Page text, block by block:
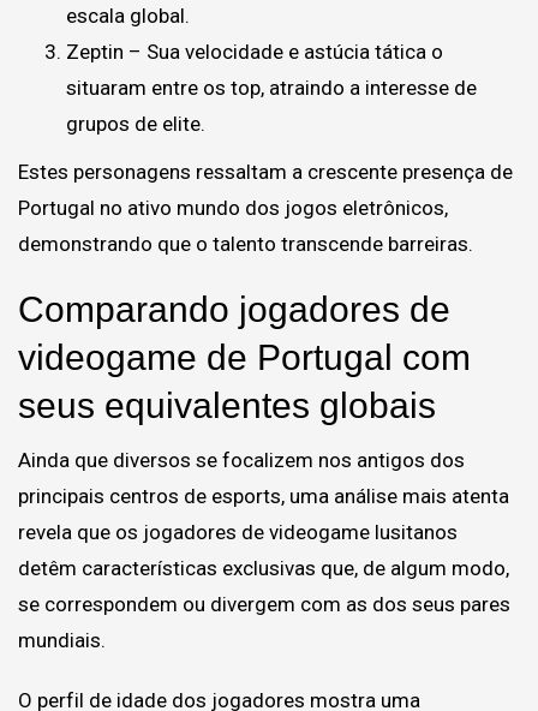
escala global.
Zeptin – Sua velocidade e astúcia tática o
situaram entre os top, atraindo a interesse de
grupos de elite.
Estes personagens ressaltam a crescente presença de
Portugal no ativo mundo dos jogos eletrônicos,
demonstrando que o talento transcende barreiras.
Comparando jogadores de
videogame de Portugal com
seus equivalentes globais
Ainda que diversos se focalizem nos antigos dos
principais centros de esports, uma análise mais atenta
revela que os jogadores de videogame lusitanos
detêm características exclusivas que, de algum modo,
se correspondem ou divergem com as dos seus pares
mundiais.
O perfil de idade dos jogadores mostra uma